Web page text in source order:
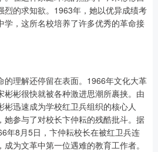
烈的求知欲。1963年，她以优异成绩考
学，这所名校培养了许多优秀的革命接
的理解还停留在表面。1966年文化大革
彬彬很快就被各种激进思潮所裹挟。由
迅速成为学校红卫兵组织的核心人
她参与了对校长卞仲耘的残酷批斗。据
年8月5日，卞仲耘校长在被红卫兵连
为文革中第一位遇难的教育工作者。